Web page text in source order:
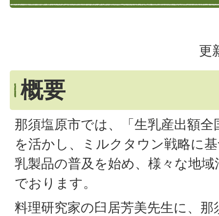
更
概要
那須塩原市では、「生乳産出額
を活かし、ミルクタウン戦略に
乳製品の普及を始め、様々な地
でおります。
料理研究家の臼居芳美先生に、